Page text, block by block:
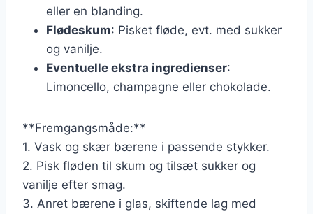
eller en blanding.
Flødeskum: Pisket fløde, evt. med sukker
og vanilje.
Eventuelle ekstra ingredienser:
Limoncello, champagne eller chokolade.
**Fremgangsmåde:**
1. Vask og skær bærene i passende stykker.
2. Pisk fløden til skum og tilsæt sukker og
vanilje efter smag.
3. Anret bærene i glas, skiftende lag med